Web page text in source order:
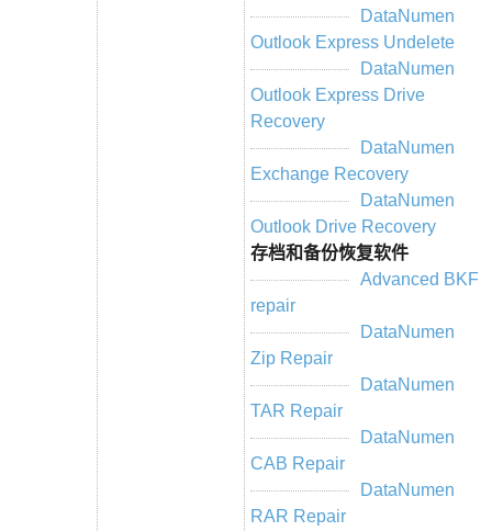
DataNumen
Outlook Express Undelete
DataNumen
Outlook Express Drive
Recovery
DataNumen
Exchange Recovery
DataNumen
Outlook Drive Recovery
存档和备份恢复软件
Advanced BKF
repair
DataNumen
Zip Repair
DataNumen
TAR Repair
DataNumen
CAB Repair
DataNumen
RAR Repair